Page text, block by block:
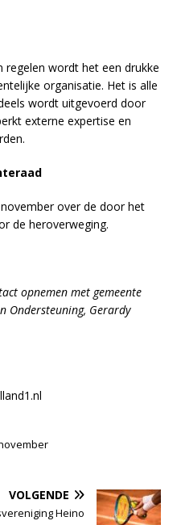
regelen wordt het een drukke
organisatie. Het is alle
wordt uitgevoerd door
externe expertise en
over de door het
de heroverweging.
opnemen met gemeente
Ondersteuning, Gerardy
VOLGENDE
Heino